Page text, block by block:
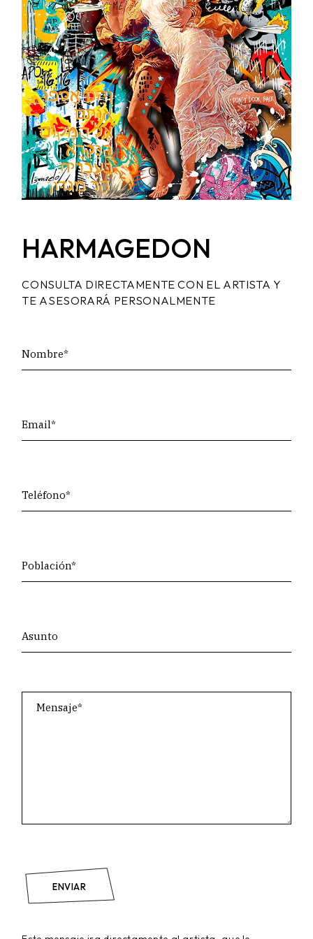
HARMAGEDON
CONSULTA DIRECTAMENTE CON EL ARTISTA Y
TE ASESORARÁ PERSONALMENTE
ENVIAR